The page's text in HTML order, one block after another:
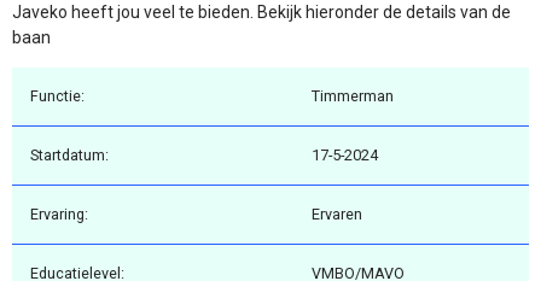
Javeko heeft jou veel te bieden. Bekijk hieronder de details van de
baan
Functie: Timmerman
Startdatum: 17-5-2024
Ervaring: Ervaren
Educatielevel: VMBO/MAVO